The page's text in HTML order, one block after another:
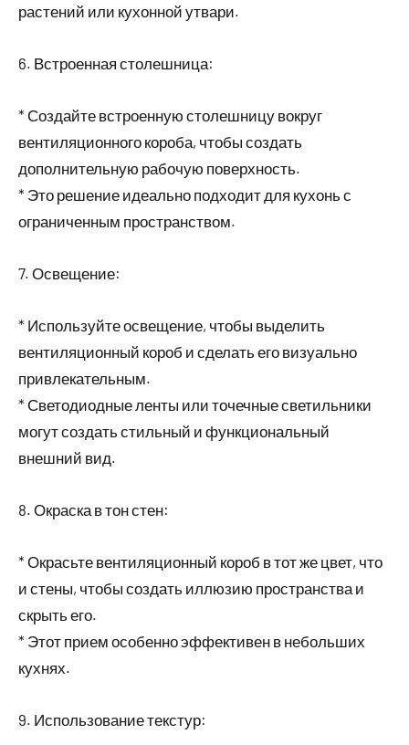
растений или кухонной утвари.
6. Встроенная столешница:
* Создайте встроенную столешницу вокруг
вентиляционного короба, чтобы создать
дополнительную рабочую поверхность.
* Это решение идеально подходит для кухонь с
ограниченным пространством.
7. Освещение:
* Используйте освещение, чтобы выделить
вентиляционный короб и сделать его визуально
привлекательным.
* Светодиодные ленты или точечные светильники
могут создать стильный и функциональный
внешний вид.
8. Окраска в тон стен:
* Окрасьте вентиляционный короб в тот же цвет, что
и стены, чтобы создать иллюзию пространства и
скрыть его.
* Этот прием особенно эффективен в небольших
кухнях.
9. Использование текстур: